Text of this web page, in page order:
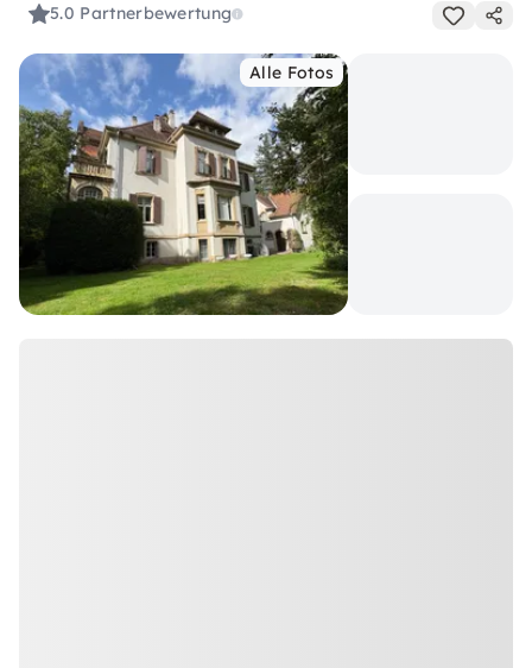
5.0 Partnerbewertung
Alle Fotos